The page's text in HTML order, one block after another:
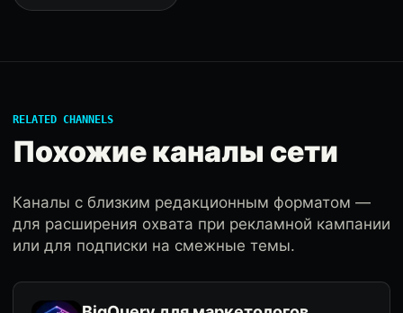
RELATED CHANNELS
Похожие каналы сети
Каналы с близким редакционным форматом —
для расширения охвата при рекламной кампании
или для подписки на смежные темы.